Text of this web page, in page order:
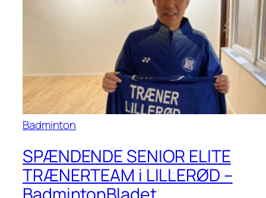
Badminton
SPÆNDENDE SENIOR ELITE
TRÆNERTEAM i LILLERØD –